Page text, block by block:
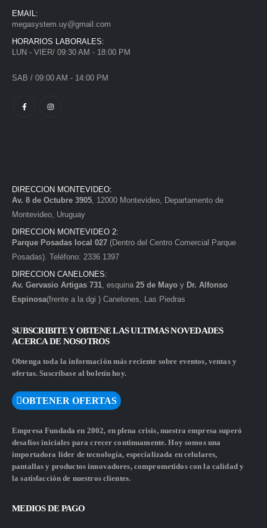
EMAIL:
megasystem.uy@gmail.com
HORARIOS LABORALES:
LUN - VIER/ 09:30 AM - 18:00 PM
SAB / 09:00 AM - 14:00 PM
DIRECCION MONTEVIDEO:
Av. 8 de Octubre 3905, 12000 Montevideo, Departamento de
Montevideo, Uruguay
DIRECCION MONTEVIDEO 2:
Parque Posadas local 027 (Dentro del Centro Comercial Parque
Posadas). Teléfono: 2336 1397
DIRECCION CANELONES:
Av. Gervasio Artigas 731, esquina 25 de Mayo y Dr. Alfonso
Espinosa(frente a la dgi ) Canelones, Las Piedras
SUBSCRIBITE Y OBTENE LAS ULTIMAS NOVEDADES
ACERCA DE NOSOTROS
Obtenga toda la información más reciente sobre eventos, ventas y
ofertas. Suscríbase al boletín hoy.
OBTENER OFERTAS
Empresa Fundada en 2002, en plena crisis, nuestra empresa superó
desafíos iniciales para crecer continuamente. Hoy somos una
importadora líder de tecnología, especializada en celulares,
pantallas y productos innovadores, comprometidos con la calidad y
la satisfacción de nuestros clientes.
MEDIOS DE PAGO